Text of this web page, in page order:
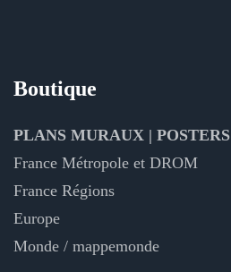
Boutique
PLANS MURAUX | POSTERS
France Métropole et DROM
France Régions
Europe
Monde / mappemonde